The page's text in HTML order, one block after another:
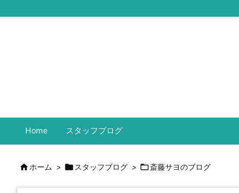
Home スタッフブログ
ホーム > スタッフブログ > 斎藤サヨのブログ